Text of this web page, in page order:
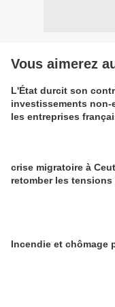
Vous aimerez
L'État durcit son
investissements non-
les entreprises
crise migratoire à
retomber les
Incendie et chômage